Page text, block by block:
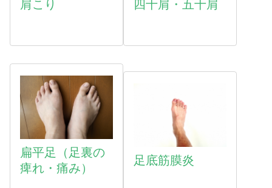
肩こり 四十肩・五十肩
扁平足（足裏の
痺れ・痛み）
足底筋膜炎